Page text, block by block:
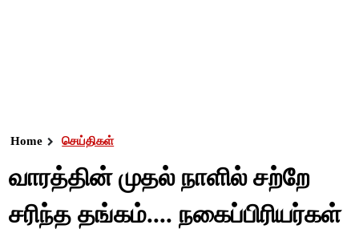
Home செய்திகள்
வாரத்தின் முதல் நாளில் சற்றே
சரிந்த தங்கம்.... நகைப்பிரியர்கள்